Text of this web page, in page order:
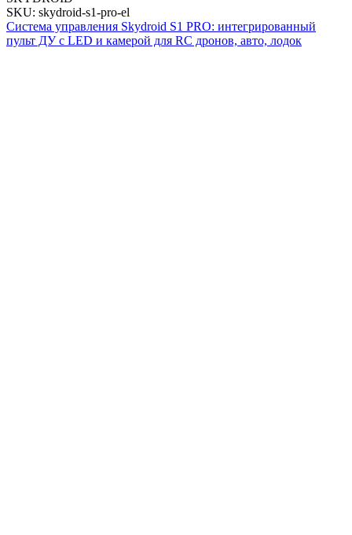
SKU: skydroid-s1-pro-el
Система управления Skydroid S1 PRO: интегрированный
пульт ДУ с LED и камерой для RC дронов, авто, лодок